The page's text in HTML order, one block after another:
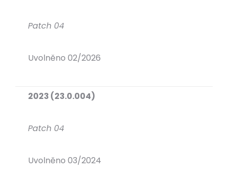
Patch 04
Uvolněno 02/2026
2023 (23.0.004)
Patch 04
Uvolněno 03/2024